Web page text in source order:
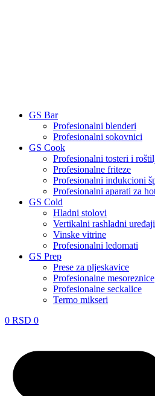
GS Bar
Profesionalni blenderi
Profesionalni sokovnici
GS Cook
Profesionalni tosteri i
Profesionalne friteze
Profesionalni indukcioni
Profesionalni aparati za
GS Cold
Hladni stolovi
Vertikalni rashladni uređaji
Vinske vitrine
Profesionalni ledomati
GS Prep
Prese za pljeskavice
Profesionalne mesoreznice
Profesionalne seckalice
Termo mikseri
0 RSD 0